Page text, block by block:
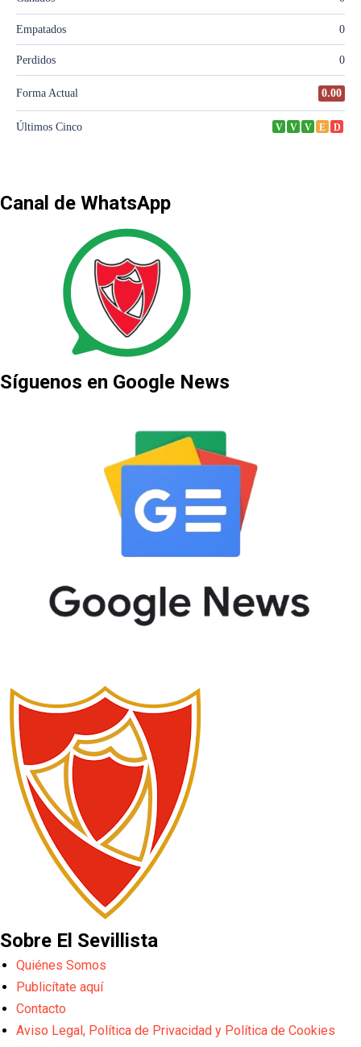
Canal de WhatsApp
Síguenos en Google News
Sobre El Sevillista
Quiénes Somos
Publicítate aquí
Contacto
Aviso Legal, Política de Privacidad y Política de Cookies